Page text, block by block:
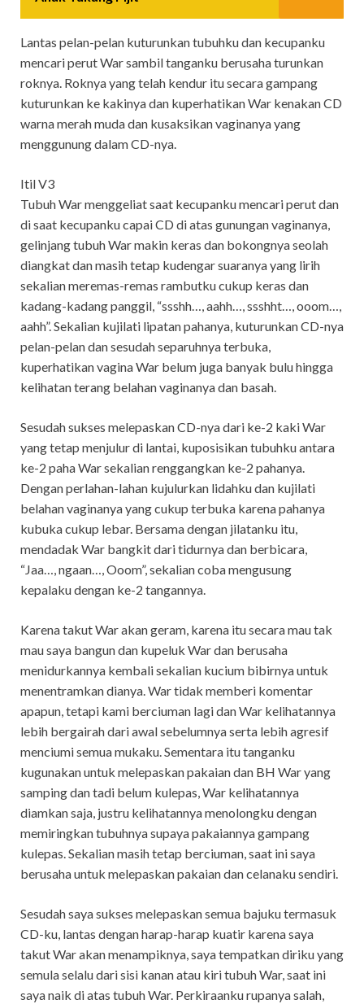
Lantas pelan-pelan kuturunkan tubuhku dan kecupanku
mencari perut War sambil tanganku berusaha turunkan
roknya. Roknya yang telah kendur itu secara gampang
kuturunkan ke kakinya dan kuperhatikan War kenakan CD
warna merah muda dan kusaksikan vaginanya yang
menggunung dalam CD-nya.
Itil V3
Tubuh War menggeliat saat kecupanku mencari perut dan
di saat kecupanku capai CD di atas gunungan vaginanya,
gelinjang tubuh War makin keras dan bokongnya seolah
diangkat dan masih tetap kudengar suaranya yang lirih
sekalian meremas-remas rambutku cukup keras dan
kadang-kadang panggil, “ssshh…, aahh…, ssshht…, ooom…,
aahh”. Sekalian kujilati lipatan pahanya, kuturunkan CD-nya
pelan-pelan dan sesudah separuhnya terbuka,
kuperhatikan vagina War belum juga banyak bulu hingga
kelihatan terang belahan vaginanya dan basah.
Sesudah sukses melepaskan CD-nya dari ke-2 kaki War
yang tetap menjulur di lantai, kuposisikan tubuhku antara
ke-2 paha War sekalian renggangkan ke-2 pahanya.
Dengan perlahan-lahan kujulurkan lidahku dan kujilati
belahan vaginanya yang cukup terbuka karena pahanya
kubuka cukup lebar. Bersama dengan jilatanku itu,
mendadak War bangkit dari tidurnya dan berbicara,
“Jaa…, ngaan…, Ooom”, sekalian coba mengusung
kepalaku dengan ke-2 tangannya.
Karena takut War akan geram, karena itu secara mau tak
mau saya bangun dan kupeluk War dan berusaha
menidurkannya kembali sekalian kucium bibirnya untuk
menentramkan dianya. War tidak memberi komentar
apapun, tetapi kami berciuman lagi dan War kelihatannya
lebih bergairah dari awal sebelumnya serta lebih agresif
menciumi semua mukaku. Sementara itu tanganku
kugunakan untuk melepaskan pakaian dan BH War yang
samping dan tadi belum kulepas, War kelihatannya
diamkan saja, justru kelihatannya menolongku dengan
memiringkan tubuhnya supaya pakaiannya gampang
kulepas. Sekalian masih tetap berciuman, saat ini saya
berusaha untuk melepaskan pakaian dan celanaku sendiri.
Sesudah saya sukses melepaskan semua bajuku termasuk
CD-ku, lantas dengan harap-harap kuatir karena saya
takut War akan menampiknya, saya tempatkan diriku yang
semula selalu dari sisi kanan atau kiri tubuh War, saat ini
saya naik di atas tubuh War. Perkiraanku rupanya salah,